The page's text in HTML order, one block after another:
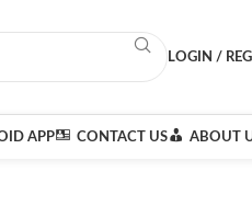
LOGIN /
APP CONTACT US ABOUT